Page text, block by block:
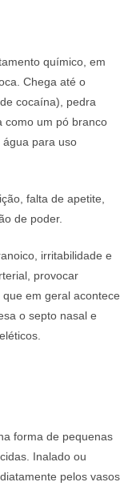
químico, em
Chega até o
cocaína), pedra
como um pó branco
para uso
falta de apetite,
de poder.
irritabilidade e
provocar
em geral acontece
o septo nasal e
forma de pequenas
Inalado ou
pelos vasos